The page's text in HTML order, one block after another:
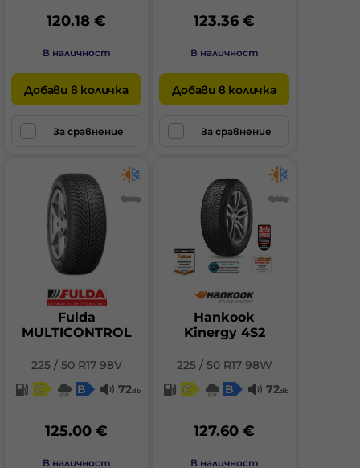
120.18 €
В наличност
Добави в количка
За сравнение
123.36 €
В наличност
Добави в количка
За сравнение
Fulda
MULTICONTROL
225 / 50 R17 98V
C
B 72db
125.00 €
В наличност
Hankook
Kinergy 4S2
225 / 50 R17 98W
C
B 72db
127.60 €
В наличност